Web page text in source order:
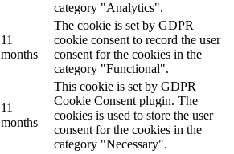
category "Analytics".
11
months
The cookie is set by GDPR
cookie consent to record the user
consent for the cookies in the
category "Functional".
11
months
This cookie is set by GDPR
Cookie Consent plugin. The
cookies is used to store the user
consent for the cookies in the
category "Necessary".